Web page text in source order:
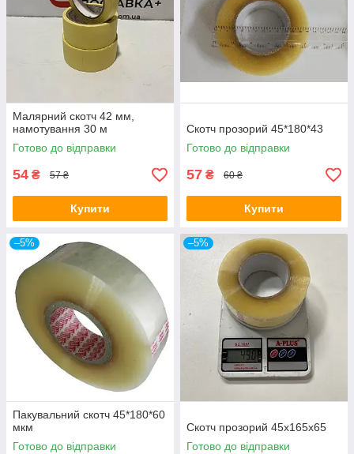
Малярний скотч 42 мм,
намотування 30 м
Готово до відправки
54 ₴ 57 ₴
Купити
Скотч прозорий 45*180*43
Готово до відправки
57 ₴ 60 ₴
Купити
–5%
Пакувальний скотч 45*180*60
мкм
Готово до відправки
–5%
Скотч прозорий 45х165х65
Готово до відправки